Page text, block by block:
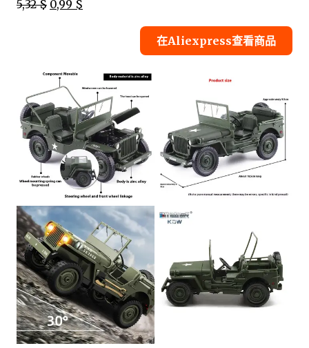
5,32 $ 0,99 $
在Aliexpress查看商品